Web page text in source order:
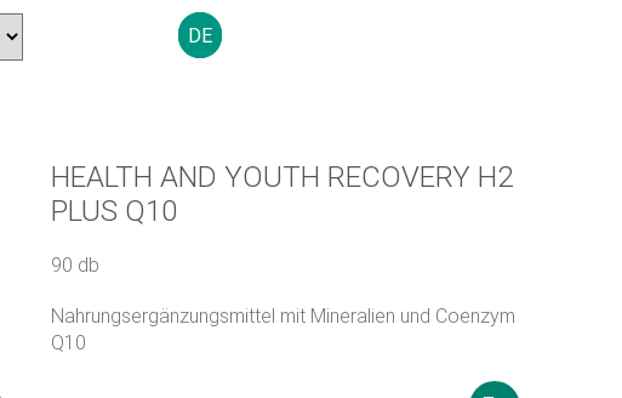
DE
HEALTH AND YOUTH RECOVERY H2
PLUS Q10
90 db
Nahrungsergänzungsmittel mit Mineralien und Coenzym
Q10